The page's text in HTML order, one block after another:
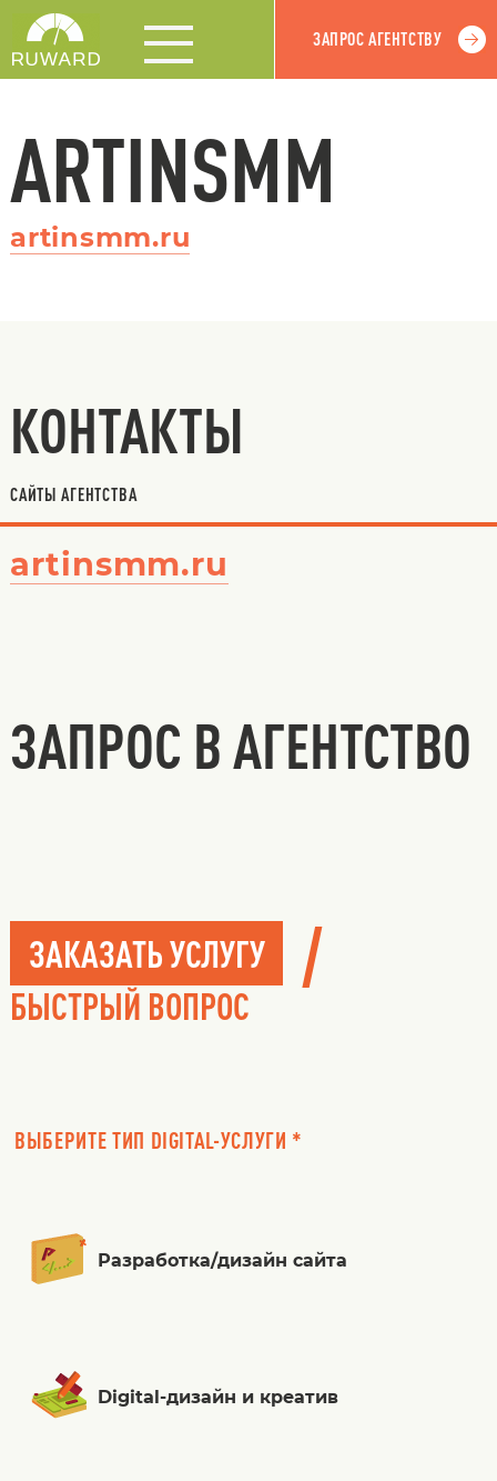
ЗАПРОС АГЕНТСТВУ
ARTINSMM
artinsmm.ru
КОНТАКТЫ
САЙТЫ АГЕНТСТВА
artinsmm.ru
ЗАПРОС В АГЕНТСТВО
ЗАКАЗАТЬ УСЛУГУ /
БЫСТРЫЙ ВОПРОС
ВЫБЕРИТЕ ТИП DIGITAL-УСЛУГИ *
Разработка/дизайн сайта
Digital-дизайн и креатив